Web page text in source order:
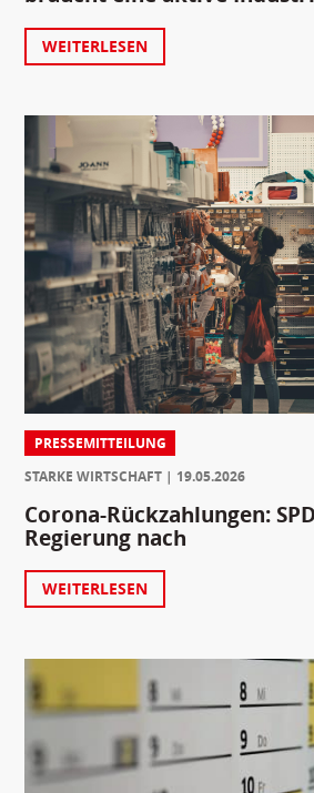
WEITERLESEN
PRESSEMITTEILUNG
STARKE WIRTSCHAFT
19.05.2026
Corona-Rückzahlungen:
Regierung nach
WEITERLESEN